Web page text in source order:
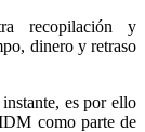
recopilación y
dinero y retraso
es por ello
como parte de